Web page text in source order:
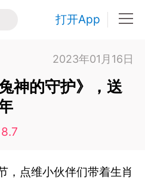
打开App
2023年01月16日
神的守护》，送
8.7
，点维小伙伴们带着生肖